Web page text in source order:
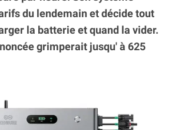
du lendemain et décide tout
la batterie et quand la vider.
grimperait jusqu' à 625